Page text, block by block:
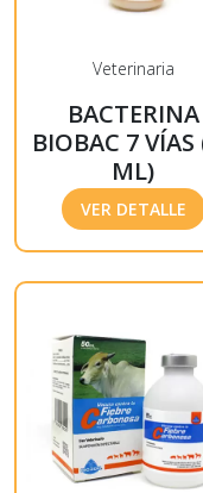
Veterinaria
BACTERINA
BIOBAC 7 VÍAS
ML)
VER DETALLE